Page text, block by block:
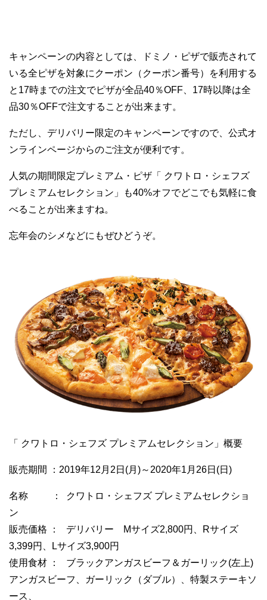
キャンペーンの内容としては、ドミノ・ピザで販売されて
いる全ピザを対象にクーポン（クーポン番号）を利用する
と17時までの注文でピザが全品40％OFF、17時以降は全
品30％OFFで注文することが出来ます。
ただし、デリバリー限定のキャンペーンですので、公式オ
ンラインページからのご注文が便利です。
人気の期間限定プレミアム・ピザ「 クワトロ・シェフズ
プレミアムセレクション」も40%オフでどこでも気軽に食
べることが出来ますね。
忘年会のシメなどにもぜひどうぞ。
「 クワトロ・シェフズ プレミアムセレクション」概要
販売期間 ：2019年12月2日(月)～2020年1月26日(日)
名称 ： クワトロ・シェフズ プレミアムセレクショ
ン
販売価格 ： デリバリー Mサイズ2,800円、Rサイズ
3,399円、Lサイズ3,900円
使用食材 ： ブラックアンガスビーフ＆ガーリック(左上)
アンガスビーフ、ガーリック（ダブル）、特製ステーキソ
ース、